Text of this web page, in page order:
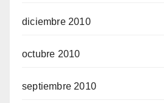
diciembre 2010
octubre 2010
septiembre 2010